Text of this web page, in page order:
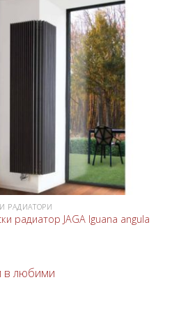
Добави
в
любими
РАДИАТОРИ
радиатор JAGA Iguana angula
в любими